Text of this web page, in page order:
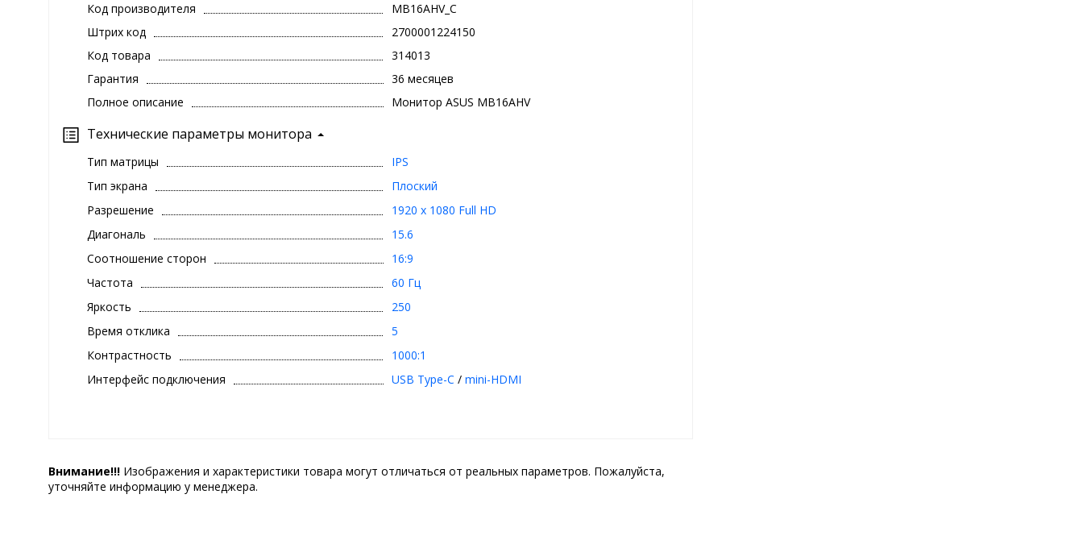
Код производителя
MB16AHV_C
Штрих код
2700001224150
Код товара
314013
Гарантия
36 месяцев
Полное описание
Монитор ASUS MB16AHV
Технические параметры монитора
Тип матрицы
IPS
Тип экрана
Плоский
Разрешение
1920 x 1080 Full HD
Диагональ
15.6
Соотношение сторон
16:9
Частота
60 Гц
Яркость
250
Время отклика
5
Контрастность
1000:1
Интерфейс подключения
USB Type-C /mini-HDMI
Внимание!!! Изображения и характеристики товара могут отличаться от реальных параметров. Пожалуйста,
уточняйте информацию у менеджера.